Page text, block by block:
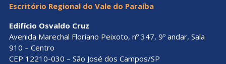
Escritório Regional do Vale do Paraíba
Edifício Osvaldo Cruz
Avenida Marechal Floriano Peixoto, nº 347, 9º andar, Sala
910 – Centro
CEP 12210-030 – São José dos Campos/SP